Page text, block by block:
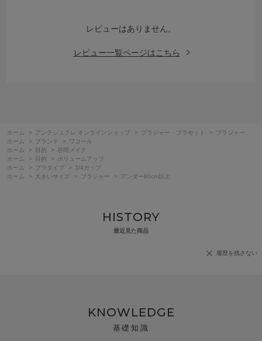
レビューはありません。
レビュー一覧ページはこちら
ホーム > アンテシュクレ オンラインショップ > ブラジャー・ブラセット >
ブラジャー
ホーム
> ブランド >
ワコール
ホーム
> 目的 >
谷間メイク
ホーム
> 目的 >
ボリュームアップ
ホーム
> ブラタイプ >
3/4カップ
ホーム
> 大きいサイズ > ブラジャー > アンダー80cm以上
HISTORY
最近見た商品
履歴を残さない
KNOWLEDGE
基礎知識